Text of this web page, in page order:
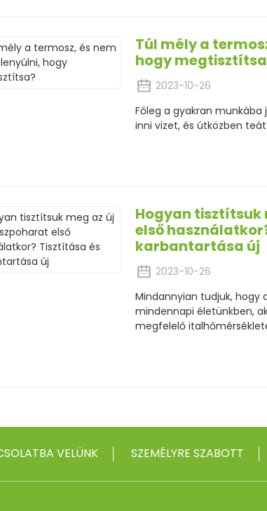
Túl mély a
hogy
2023-10-26
Főleg a gyakran munkába
inni vizet, és útközben
Hogyan tisztítsuk
első
karbantartása új
2023-10-26
Mindannyian tudjuk, hogy
mindennapi életünkben,
megfelelő
VELÜNK SZEMÉLYRE SZABOTT